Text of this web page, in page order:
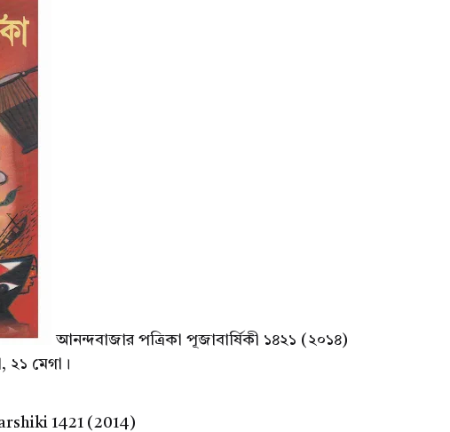
আনন্দবাজার পত্রিকা পূজাবার্ষিকী ১৪২১ (২০১৪)
২১ মেগা।
1421 (2014)